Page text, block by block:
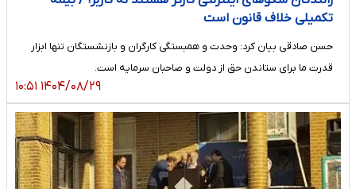
تکمیلی خلاف قانون است
حسن صادقی بیان کرد: وحدت و همبستگی کارگران و بازنشستگان تنها ابزار
قدرت ما برای ستاندن حق از دولت و صاحبان سرمایه است.
۱۴۰۴/۰۸/۲۹ ۱۰:۵۱